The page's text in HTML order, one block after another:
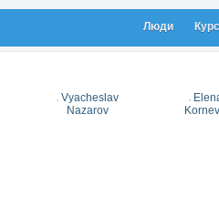
Люди
Vyacheslav
Nazarov